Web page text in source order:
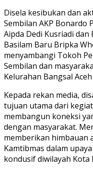
Disela kesibukan dan
Sembilan AKP Bonardo
Aipda Dedi Kusriadi
Basilam Baru Bripka
menyambangi Tokoh
Sembilan dan
Kelurahan Bangsal
Kepada rekan media,
tujuan utama dari
membangun koneksi
dengan masyarakat.
memberikan himbauan
Kamtibmas dalam
kondusif diwilayah Kota